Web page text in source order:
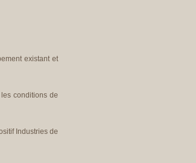
existant et
conditions de
Industries de